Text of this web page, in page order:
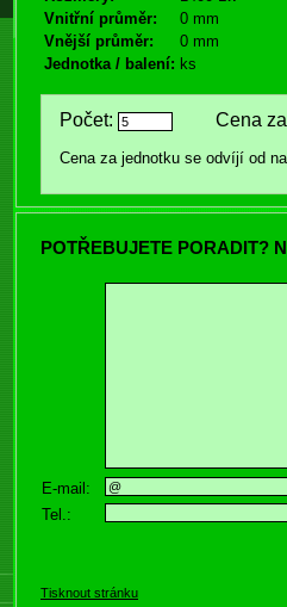
Vnitřní průměr:
0 mm
Vnější průměr:
0 mm
Jednotka / balení: ks
Počet: Cena za
Cena za jednotku se odvíjí od
POTŘEBUJETE PORADIT?
E-mail:
Tel.:
Tisknout stránku